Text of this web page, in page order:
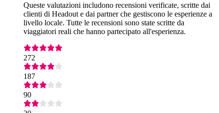
Queste valutazioni includono recensioni verificate, scritte dai
clienti di Headout e dai partner che gestiscono le esperienze a
livello locale. Tutte le recensioni sono state scritte da
viaggiatori reali che hanno partecipato all'esperienza.
272
187
90